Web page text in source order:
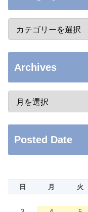
Archives
Posted Date
日 月 火